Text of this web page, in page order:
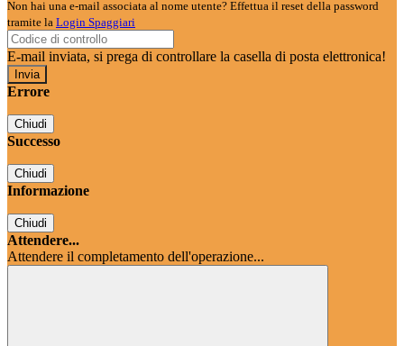
Non hai una e-mail associata al nome utente? Effettua il reset della password
tramite la Login Spaggiari
E-mail inviata, si prega di controllare la casella di posta elettronica!
Errore
Chiudi
Successo
Chiudi
Informazione
Chiudi
Attendere...
Attendere il completamento dell'operazione...